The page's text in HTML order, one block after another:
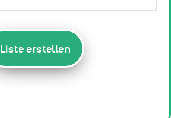
Liste erstellen